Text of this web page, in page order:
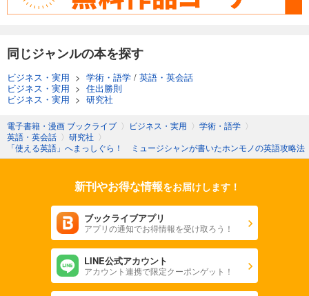
同じジャンルの本を探す
ビジネス・実用 > 学術・語学 / 英語・英会話
ビジネス・実用 > 住出勝則
ビジネス・実用 > 研究社
電子書籍・漫画 ブックライブ 〉 ビジネス・実用 〉 学術・語学 〉
英語・英会話 〉 研究社 〉
「使える英語」へまっしぐら！ ミュージシャンが書いたホンモノの英語攻略法
新刊やお得な情報をお届けします！
ブックライブアプリ
アプリの通知でお得情報を受け取ろう！
LINE公式アカウント
アカウント連携で限定クーポンゲット！